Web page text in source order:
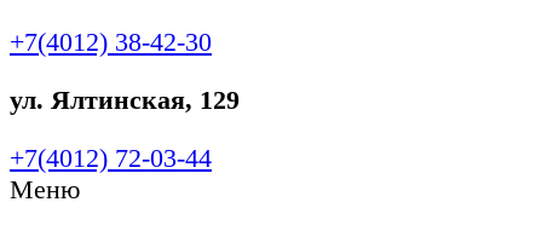
+7(4012) 38-42-30
ул. Ялтинская, 129
+7(4012) 72-03-44
Меню